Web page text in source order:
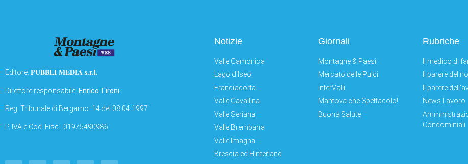
Editore: PUBBLI MEDIA s.r.l.
Direttore responsabile: Enrico Tironi
Reg: Tribunale di Bergamo: 14 del 08.04.1997
P. IVA e Cod. Fisc.: 01975490986
Notizie
Valle Camonica
Lago d'Iseo
Franciacorta
Valle Cavallina
Valle Seriana
Valle Brembana
Valle Imagna
Brescia ed Hinterland
Giornali
Montagne & Paesi
Mercato delle Pulci
interValli
Mantova che Spettacolo!
Buona Salute
Rubriche
Il medico di
Il parere del
Il parere
News Lavoro
Condominiali